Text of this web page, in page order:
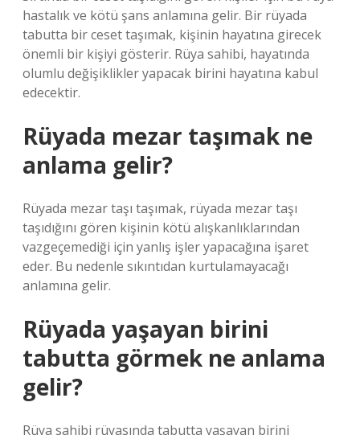
hastalık ve kötü şans anlamına gelir. Bir rüyada
tabutta bir ceset taşımak, kişinin hayatına girecek
önemli bir kişiyi gösterir. Rüya sahibi, hayatında
olumlu değişiklikler yapacak birini hayatına kabul
edecektir.
Rüyada mezar taşımak ne
anlama gelir?
Rüyada mezar taşı taşımak, rüyada mezar taşı
taşıdığını gören kişinin kötü alışkanlıklarından
vazgeçemediği için yanlış işler yapacağına işaret
eder. Bu nedenle sıkıntıdan kurtulamayacağı
anlamına gelir.
Rüyada yaşayan birini
tabutta görmek ne anlama
gelir?
Rüya sahibi rüyasında tabutta yaşayan birini